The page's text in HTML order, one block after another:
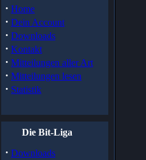
· Home
· Dein Account
· Downloads
· Kontakt
· Mitteilungen aller Art
· Mitteilungen lesen
· Statistik
Die Bit-Liga
· Downloads